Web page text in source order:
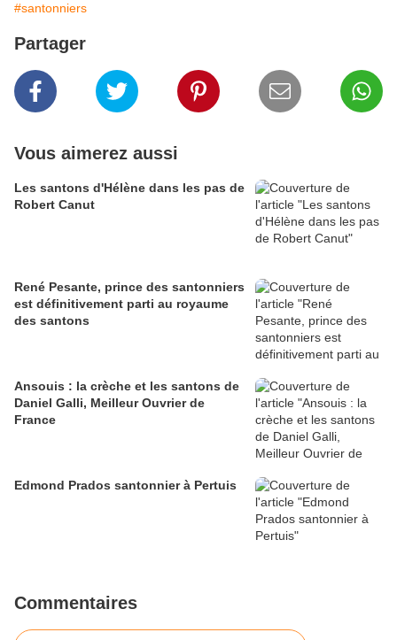
#santonniers
Partager
Vous aimerez aussi
Les santons d'Hélène dans les pas de
Robert Canut
René Pesante, prince des santonniers
est définitivement parti au royaume
des santons
Ansouis : la crèche et les santons de
Daniel Galli, Meilleur Ouvrier de
France
Edmond Prados santonnier à Pertuis
Commentaires